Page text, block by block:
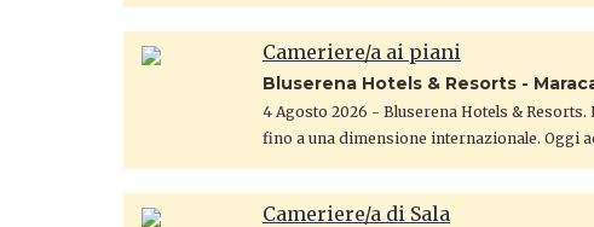
Cameriere/a ai piani
Bluserena Hotels & Resorts -
4 Agosto 2026 - Bluserena Hotels &
fino a una dimensione internazionale. Oggi
Cameriere/a di Sala